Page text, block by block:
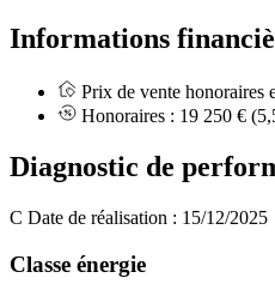
Informations
Prix de vente honoraires
Honoraires : 19 250 €
Diagnostic de
C Date de réalisation : 15/12/2025
Classe énergie